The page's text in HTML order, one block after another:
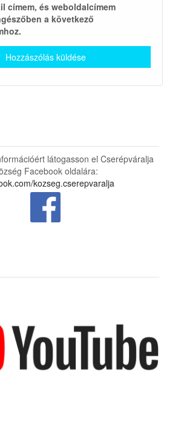
címem, és weboldalcímem
a következő
látogasson el Cserépváralja
Facebook oldalára:
kozseg.cserepvaralja